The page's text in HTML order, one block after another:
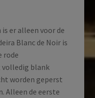
er alleen voor de
Blanc de Noir is
rode
volledig blank
worden geperst
Alleen de eerste